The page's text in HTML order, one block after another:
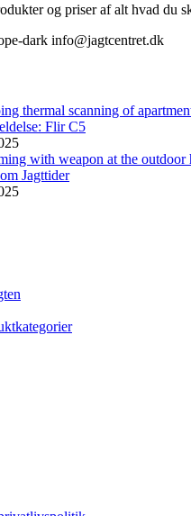
og priser af alt hvad du
info@jagtcentret.dk
Flir C5
Jagttider